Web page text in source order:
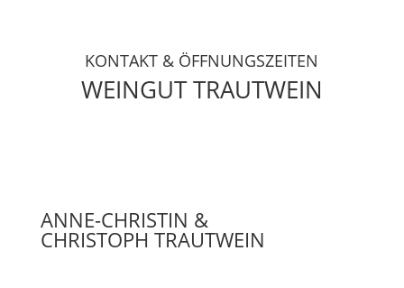
KONTAKT & ÖFFNUNGSZEITEN
WEINGUT TRAUTWEIN
ANNE-CHRISTIN &
CHRISTOPH TRAUTWEIN